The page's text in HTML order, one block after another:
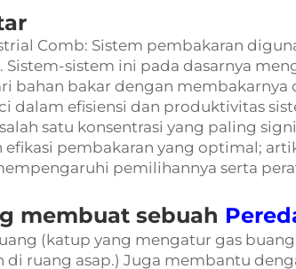
Comb: Sistem pembakaran
sistem ini pada dasarnya
bahan bakar dengan
dalam efisiensi dan produktivitas
satu konsentrasi yang paling
efikasi pembakaran yang optimal;
pemilihannya serta
membuat sebuah
(katup yang mengatur gas
di ruang asap.) Juga membantu